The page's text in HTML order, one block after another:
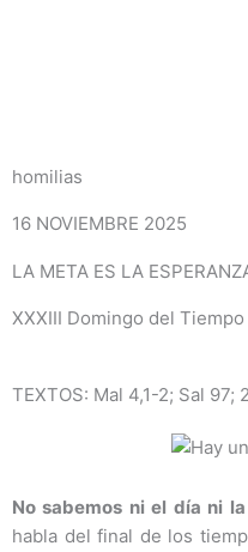
homilias
16 NOVIEMBRE 2025
LA META ES LA
XXXIII Domingo del
TEXTOS: Mal 4,1-2; Sal 97;
No sabemos ni el día ni
habla del final de los